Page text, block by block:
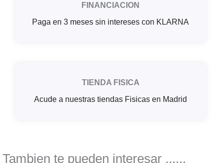
FINANCIACION
Paga en 3 meses sin intereses con KLARNA
TIENDA FISICA
Acude a nuestras tiendas Fisicas en Madrid
Tambien te pueden interesar ......